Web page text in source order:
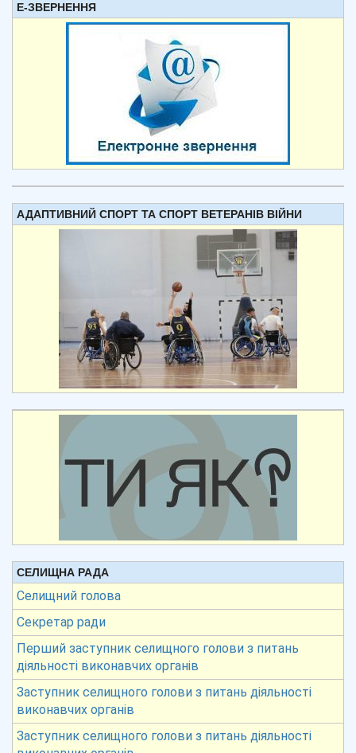
Е-ЗВЕРНЕННЯ
АДАПТИВНИЙ СПОРТ ТА СПОРТ ВЕТЕРАНІВ ВІЙНИ
СЕЛИЩНА РАДА
Селищний голова
Секретар ради
Перший заступник селищного голови з питань
діяльності виконавчих органів
Заступник селищного голови з питань діяльності
виконавчих органів
Заступник селищного голови з питань діяльності